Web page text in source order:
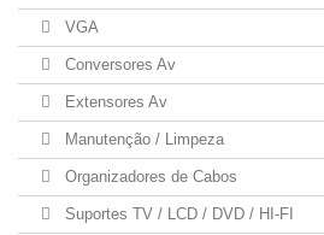
VGA
Conversores Av
Extensores Av
Manutenção / Limpeza
Organizadores de Cabos
Suportes TV / LCD / DVD / HI-FI